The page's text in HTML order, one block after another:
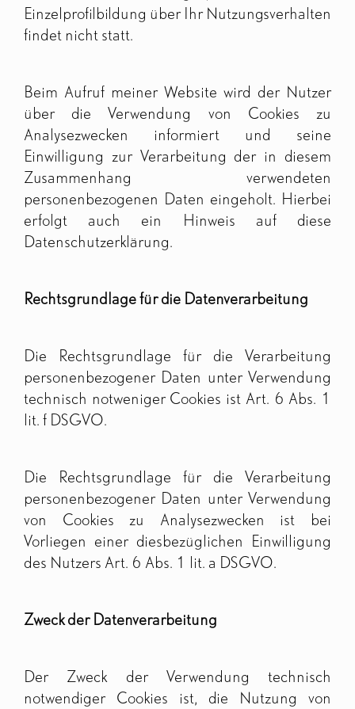
Einzelprofilbildung über Ihr Nutzungsverhalten
findet nicht statt.
Beim Aufruf meiner Website wird der Nutzer
über die Verwendung von Cookies zu
Analysezwecken informiert und seine
Einwilligung zur Verarbeitung der in diesem
Zusammenhang verwendeten
personenbezogenen Daten eingeholt. Hierbei
erfolgt auch ein Hinweis auf diese
Datenschutzerklärung.
Rechtsgrundlage für die Datenverarbeitung
Die Rechtsgrundlage für die Verarbeitung
personenbezogener Daten unter Verwendung
technisch notweniger Cookies ist Art. 6 Abs. 1
lit. f DSGVO.
Die Rechtsgrundlage für die Verarbeitung
personenbezogener Daten unter Verwendung
von Cookies zu Analysezwecken ist bei
Vorliegen einer diesbezüglichen Einwilligung
des Nutzers Art. 6 Abs. 1 lit. a DSGVO.
Zweck der Datenverarbeitung
Der Zweck der Verwendung technisch
notwendiger Cookies ist, die Nutzung von